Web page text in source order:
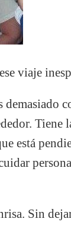
viaje
demasiado
Tiene
está
Sin